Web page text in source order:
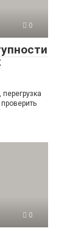
0
0